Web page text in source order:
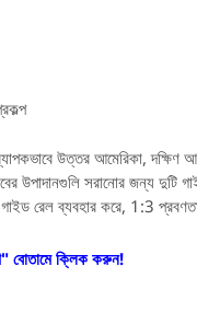
উত্তর আমেরিকা,
সরানোর জন্য দুটি
রেল ব্যবহার করে, 1:3
বোতামে ক্লিক করুন!